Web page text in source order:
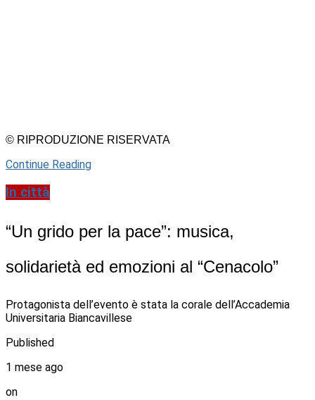
© RIPRODUZIONE RISERVATA
Continue Reading
In città
“Un grido per la pace”: musica,
solidarietà ed emozioni al “Cenacolo”
Protagonista dell’evento è stata la corale dell’Accademia
Universitaria Biancavillese
Published
1 mese ago
on